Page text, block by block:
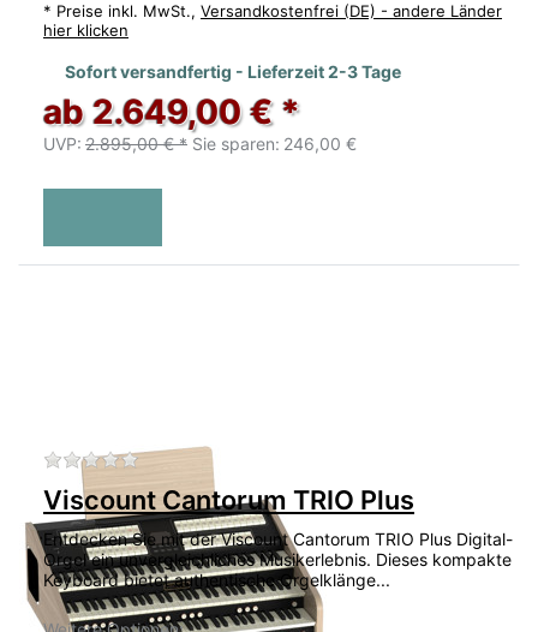
* Preise inkl. MwSt., Versandkostenfrei (DE) - andere Länder
hier klicken
Sofort versandfertig - Lieferzeit 2-3 Tage
ab 2.649,00 € *
UVP: 2.895,00 € * Sie sparen: 246,00 €
Zu diesem Produkt liegen noch keine
Viscount Cantorum TRIO Plus
Entdecken Sie mit der Viscount Cantorum TRIO Plus Digital-
Orgel ein unvergleichliches Musikerlebnis. Dieses kompakte
Keyboard bietet authentische Orgelklänge...